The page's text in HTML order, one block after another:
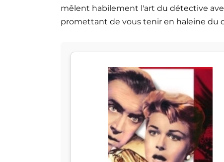
mêlent habilement l'art du détective
promettant de vous tenir en haleine du